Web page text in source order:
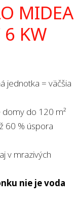
MIDEA
6 KW
jednotka = väčšia
domy do 120 m²
60 % úspora
v mrazivých
nie je voda